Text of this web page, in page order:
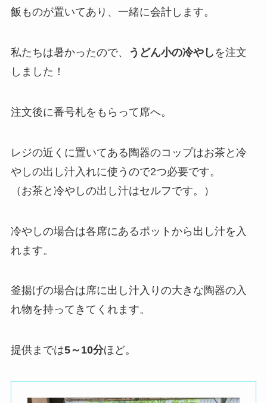
飯ものが置いてあり、一緒に会計します。
私たちは暑かったので、 うどん小の冷やし を注文
しました！
注文後に番号札をもらって席へ。
レジの近くに置いてある陶器のコップはお茶と冷
やしの出し汁入れに使うので2つ必要です。
（お茶と冷やしの出し汁はセルフです。）
冷やしの場合は各席にあるポットから出し汁を入
れます。
釜揚げの場合は席に出し汁入りの大きな陶器の入
れ物を持ってきてくれます。
提供までは5～10分ほど。